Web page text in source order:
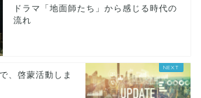
ドラマ「地面師たち」から感じる時代の
流れ
、啓蒙活動しま